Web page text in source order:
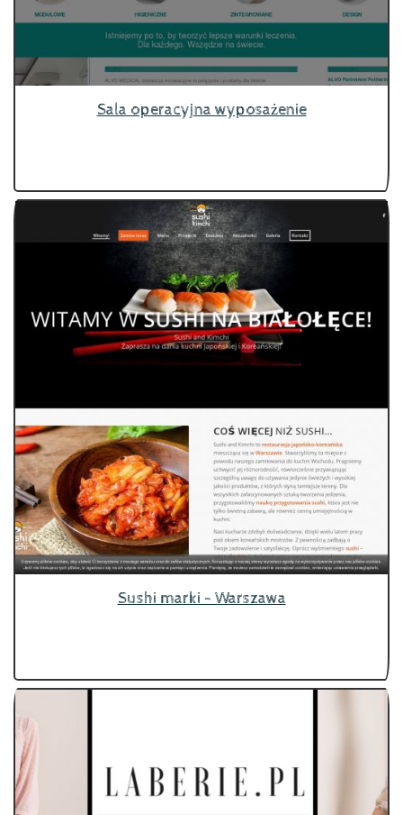
Sala operacyjna wyposażenie
Sushi marki - Warszawa